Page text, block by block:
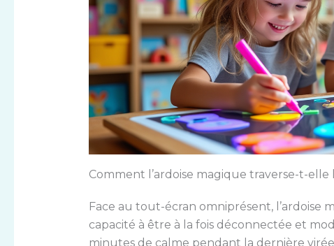
Comment l’ardoise magique traverse-t-elle
Face au tout-écran omniprésent, l’ardoise
capacité à être à la fois déconnectée et
minutes de calme pendant la dernière virée